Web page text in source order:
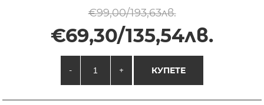
€99,00/193,63лв.
€69,30/135,54лв.
- + КУПЕТЕ